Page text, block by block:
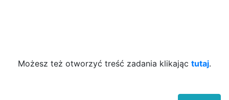
Możesz też otworzyć treść zadania klikając tutaj.